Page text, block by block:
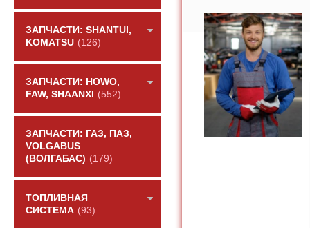
ЗАПЧАСТИ: SHANTUI,
KOMATSU (126)
ЗАПЧАСТИ: HOWO,
FAW, SHAANXI
(552)
ЗАПЧАСТИ: ГАЗ, ПАЗ,
VOLGABUS
(ВОЛГАБАС) (179)
ТОПЛИВНАЯ
СИСТЕМА (93)